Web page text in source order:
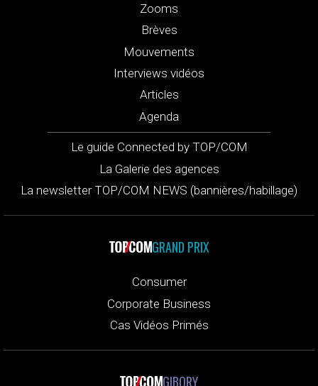
Zooms
Brèves
Mouvements
Interviews vidéos
Articles
Agenda
Le guide Connected by TOP/COM
La Galerie des agences
La newsletter TOP/COM NEWS (bannières/habillage)
GRAND PRIX
Consumer
Corporate Business
Cas Vidéos Primés
GIBORY